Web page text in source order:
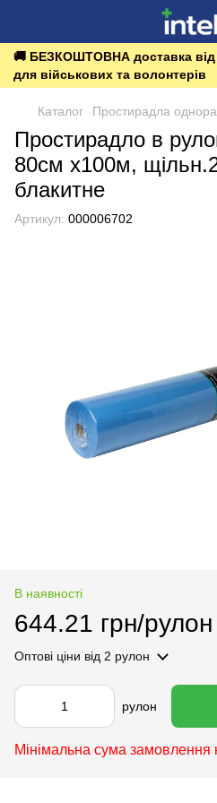
🚚 БЕЗКОШТОВНА доставка від
для військових та волонтерів
Каталог Простирадла
Простирадло в
80см х100м,
блакитне
Артикул: 000006702
В наявності
644.21 грн/рулон
Оптові ціни від 2 рулон
рулон
Мінімальна сума замовлення